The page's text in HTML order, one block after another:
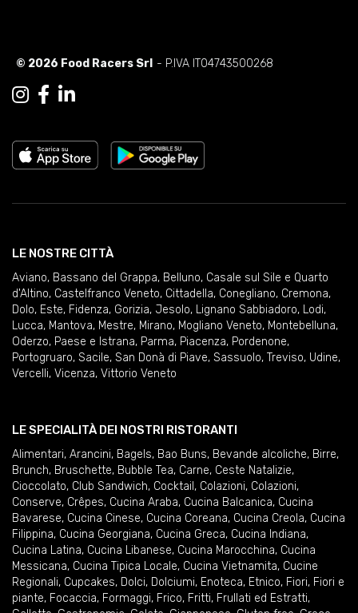
© 2026 Food Racers Srl - P.IVA IT04743500268
LE NOSTRE CITTÀ
Aviano, Bassano del Grappa, Belluno, Casale sul Sile e Quarto
d'Altino, Castelfranco Veneto, Cittadella, Conegliano, Cremona,
Dolo, Este, Fidenza, Gorizia, Jesolo, Lignano Sabbiadoro, Lodi,
Lucca, Mantova, Mestre, Mirano, Mogliano Veneto, Montebelluna,
Oderzo, Paese e Istrana, Parma, Piacenza, Pordenone,
Portogruaro, Sacile, San Donà di Piave, Sassuolo, Treviso, Udine,
Vercelli, Vicenza, Vittorio Veneto
LE SPECIALITÀ DEI NOSTRI RISTORANTI
Alimentari, Arancini, Bagels, Bao Buns, Bevande alcoliche, Birre,
Brunch, Bruschette, Bubble Tea, Carne, Ceste Natalizie,
Cioccolato, Club Sandwich, Cocktail , Colazioni, Colazioni,
Conserve, Crêpes, Cucina Araba, Cucina Balcanica, Cucina
Bavarese, Cucina Cinese, Cucina Coreana, Cucina Creola, Cucina
Filippina, Cucina Georgiana, Cucina Greca, Cucina Indiana,
Cucina Latina, Cucina Libanese, Cucina Marocchina, Cucina
Messicana, Cucina Tipica Locale, Cucina Vietnamita, Cucine
Regionali, Cupcakes, Dolci, Dolciumi, Enoteca, Etnico, Fiori, Fiori e
piante, Focaccia, Formaggi, Frico, Fritti, Frullati ed Estratti,